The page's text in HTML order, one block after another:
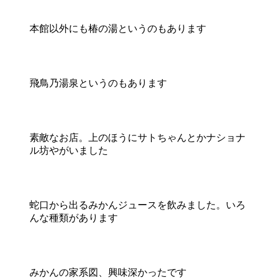
本館以外にも椿の湯というのもあります
飛鳥乃湯泉というのもあります
素敵なお店。上のほうにサトちゃんとかナショナ
ル坊やがいました
蛇口から出るみかんジュースを飲みました。いろ
んな種類があります
みかんの家系図、興味深かったです